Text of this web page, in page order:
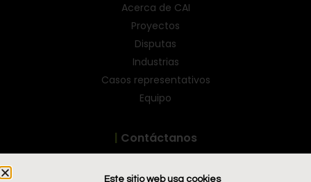
Acerca de CAI
Proyectos
Disputas
Industrias
Casos representativos
Equipo
| Contáctanos
Este sitio web usa cookies